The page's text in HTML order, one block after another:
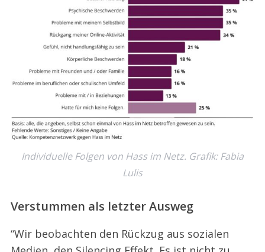
Individuelle Folgen von Hass im Netz. Grafik: Fabia
Lulis
Verstummen als letzter Ausweg
“Wir beobachten den Rückzug aus sozialen